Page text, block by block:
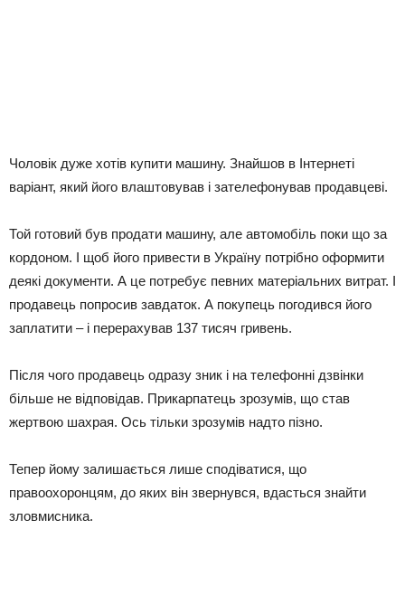
Чоловік дуже хотів купити машину. Знайшов в Інтернеті
варіант, який його влаштовував і зателефонував продавцеві.
Той готовий був продати машину, але автомобіль поки що за
кордоном. І щоб його привести в Україну потрібно оформити
деякі документи. А це потребує певних матеріальних витрат. І
продавець попросив завдаток. А покупець погодився його
заплатити – і перерахував 137 тисяч гривень.
Після чого продавець одразу зник і на телефонні дзвінки
більше не відповідав. Прикарпатець зрозумів, що став
жертвою шахрая. Ось тільки зрозумів надто пізно.
Тепер йому залишається лише сподіватися, що
правоохоронцям, до яких він звернувся, вдасться знайти
зловмисника.